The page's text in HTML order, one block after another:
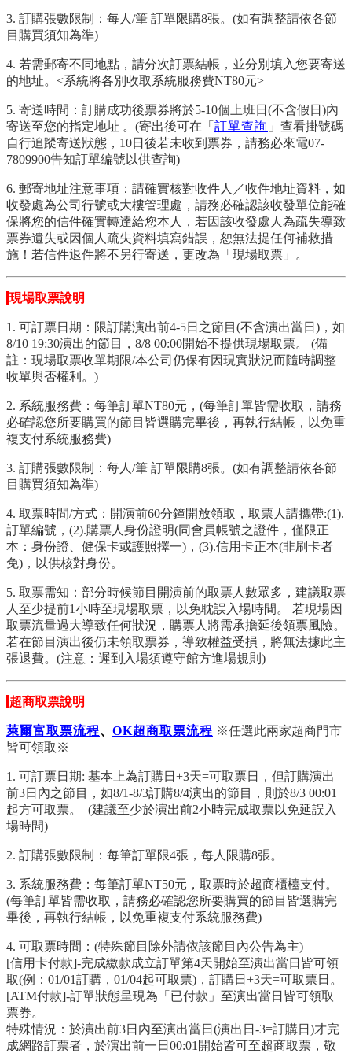
3. 訂購張數限制：每人/筆 訂單限購8張。(如有調整請依各節
目購買須知為準)
4. 若需郵寄不同地點，請分次訂票結帳，並分別填入您要寄送
的地址。<系統將各別收取系統服務費NT80元>
5. 寄送時間：訂購成功後票券將於5-10個上班日(不含假日)內
寄送至您的指定地址 。(寄出後可在「 訂單查詢 」查看掛號碼
自行追蹤寄送狀態，10日後若未收到票券，請務必來電07-
7809900告知訂單編號以供查詢)
6. 郵寄地址注意事項：請確實核對收件人／收件地址資料，如
收發處為公司行號或大樓管理處，請務必確認該收發單位能確
保將您的信件確實轉達給您本人，若因該收發處人為疏失導致
票券遺失或因個人疏失資料填寫錯誤，恕無法提任何補救措
施！若信件退件將不另行寄送，更改為「現場取票」。
現場取票說明
1. 可訂票日期：限訂購演出前4-5日之節目(不含演出當日)，如
8/10 19:30演出的節目，8/8 00:00開始不提供現場取票。 (備
註：現場取票收單期限/本公司仍保有因現實狀況而隨時調整
收單與否權利。)
2. 系統服務費：每筆訂單NT80元，(每筆訂單皆需收取，請務
必確認您所要購買的節目皆選購完畢後，再執行結帳，以免重
複支付系統服務費)
3. 訂購張數限制：每人/筆 訂單限購8張。(如有調整請依各節
目購買須知為準)
4. 取票時間/方式：開演前60分鐘開放領取，取票人請攜帶:(1).
訂單編號，(2).購票人身份證明(同會員帳號之證件，僅限正
本：身份證、健保卡或護照擇一)，(3).信用卡正本(非刷卡者
免)，以供核對身份。
5. 取票需知：部分時候節目開演前的取票人數眾多，建議取票
人至少提前1小時至現場取票，以免耽誤入場時間。 若現場因
取票流量過大導致任何狀況，購票人將需承擔延後領票風險。
若在節目演出後仍未領取票券，導致權益受損，將無法據此主
張退費。(注意：遲到入場須遵守館方進場規則)
超商取票說明
萊爾富取票流程、 OK超商取票流程 ※任選此兩家超商門市
皆可領取※
1. 可訂票日期: 基本上為訂購日+3天=可取票日，但訂購演出
前3日內之節目，如8/1-8/3訂購8/4演出的節目，則於8/3 00:01
起方可取票。 (建議至少於演出前2小時完成取票以免延誤入
場時間)
2. 訂購張數限制：每筆訂單限4張，每人限購8張。
3. 系統服務費：每筆訂單NT50元，取票時於超商櫃檯支付。
(每筆訂單皆需收取，請務必確認您所要購買的節目皆選購完
畢後，再執行結帳，以免重複支付系統服務費)
4. 可取票時間：(特殊節目除外請依該節目內公告為主)
[信用卡付款]-完成繳款成立訂單第4天開始至演出當日皆可領
取(例：01/01訂購，01/04起可取票)，訂購日+3天=可取票日。
[ATM付款]-訂單狀態呈現為「已付款」至演出當日皆可領取
票券。
特殊情況：於演出前3日內至演出當日(演出日-3=訂購日)才完
成網路訂票者，於演出前一日00:01開始皆可至超商取票，敬